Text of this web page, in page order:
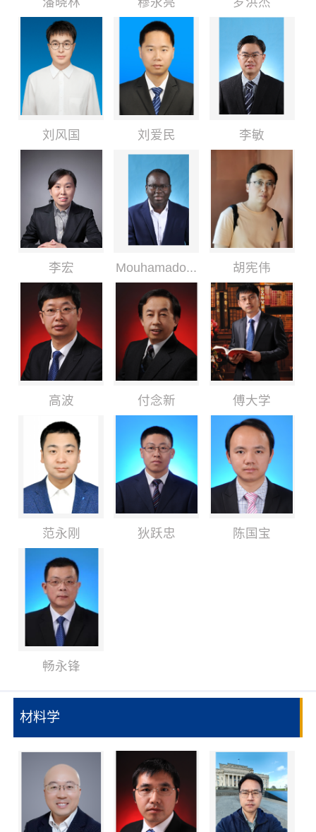
刘风国 刘爱民 李敏
李宏 Mouhamado... 胡宪伟
高波 付念新 傅大学
范永刚 狄跃忠 陈国宝
畅永锋
材料学